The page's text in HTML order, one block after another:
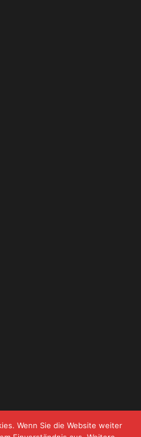
Wenn Sie die Website weiter